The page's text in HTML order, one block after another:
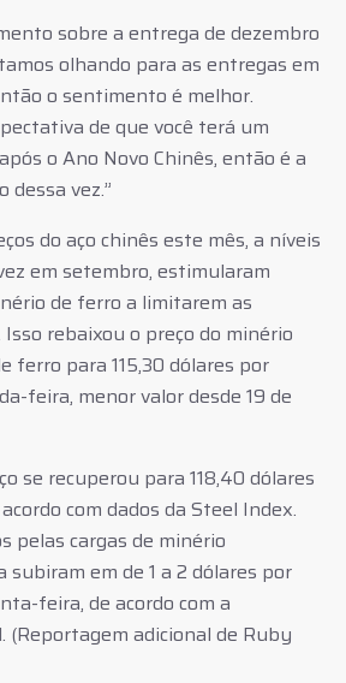
sobre a entrega de dezembro
olhando para as entregas em
o sentimento é melhor.
de que você terá um
o Ano Novo Chinês, então é a
dessa vez.”
do aço chinês este mês, a níveis
em setembro, estimularam
de ferro a limitarem as
rebaixou o preço do minério
ferro para 115,30 dólares por
feira, menor valor desde 19 de
se recuperou para 118,40 dólares
com dados da Steel Index.
pelas cargas de minério
subiram em de 1 a 2 dólares por
feira, de acordo com a
adicional de Ruby